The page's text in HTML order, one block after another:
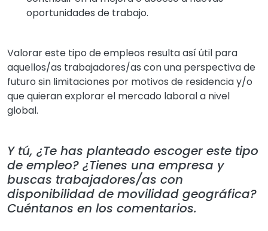
oportunidades de trabajo.
Valorar este tipo de empleos resulta así útil para
aquellos/as trabajadores/as con una perspectiva de
futuro sin limitaciones por motivos de residencia y/o
que quieran explorar el mercado laboral a nivel
global.
Y tú, ¿Te has planteado escoger este tipo
de empleo? ¿Tienes una empresa y
buscas trabajadores/as con
disponibilidad de movilidad geográfica?
Cuéntanos en los comentarios.